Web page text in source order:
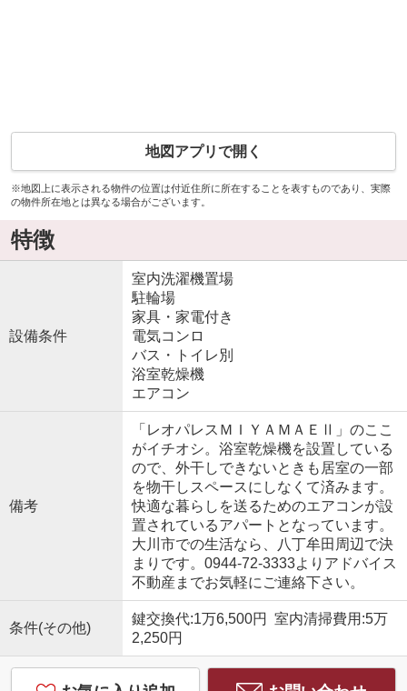
地図アプリで開く
※地図上に表示される物件の位置は付近住所に所在することを表すものであり、実際
の物件所在地とは異なる場合がございます。
特徴
設備条件
室内洗濯機置場
駐輪場
家具・家電付き
電気コンロ
バス・トイレ別
浴室乾燥機
エアコン
備考
「レオパレスＭＩＹＡＭＡＥⅡ」のここ
がイチオシ。浴室乾燥機を設置している
ので、外干しできないときも居室の一部
を物干しスペースにしなくて済みます。
快適な暮らしを送るためのエアコンが設
置されているアパートとなっています。
大川市での生活なら、八丁牟田周辺で決
まりです。0944-72-3333よりアドバイス
不動産までお気軽にご連絡下さい。
条件(その他)
鍵交換代:1万6,500円 室内清掃費用:5万
2,250円